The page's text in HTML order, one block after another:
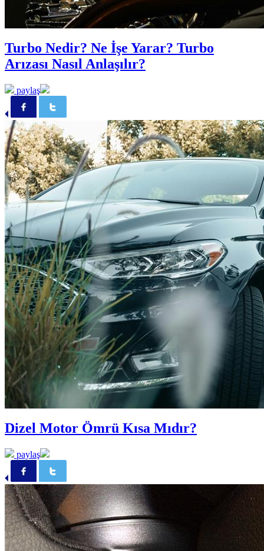
Turbo Nedir? Ne İşe Yarar? Turbo
Arızası Nasıl Anlaşılır?
paylaş
Dizel Motor Ömrü Kısa Mıdır?
paylaş